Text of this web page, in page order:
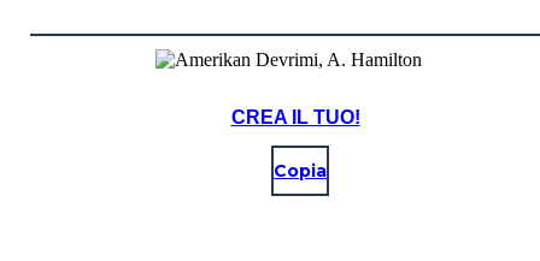
CREA IL TUO!
Copia